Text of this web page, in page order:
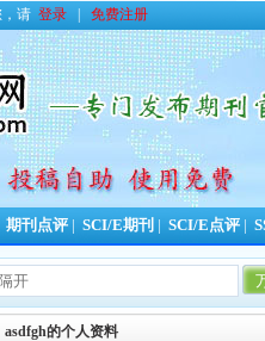
请 登录 免费注册
期刊点评 SCI/E期刊 SCI/E点评
55
asdfgh的个人资料